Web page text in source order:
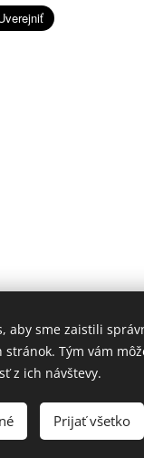
službouWebnode
aby sme zaistili
stránok. Tým vám
z ich návštevy.
Prijať všetko